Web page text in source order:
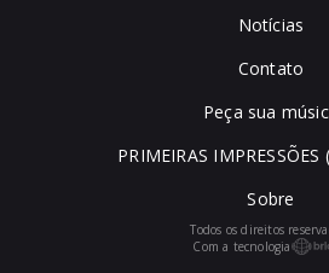
Notícias
Contato
Peça sua
PRIMEIRAS IMPRESSÕES
Sobre
Todos os direitos
Com a tecnologia